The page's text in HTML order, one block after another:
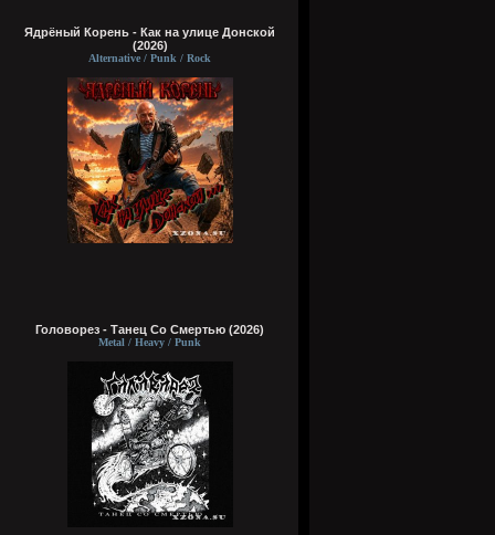
Ядрёный Корень - Как на улице Донской
(2026)
Alternative / Punk / Rock
Головорез - Tанец Со Смертью (2026)
Metal / Heavy / Punk